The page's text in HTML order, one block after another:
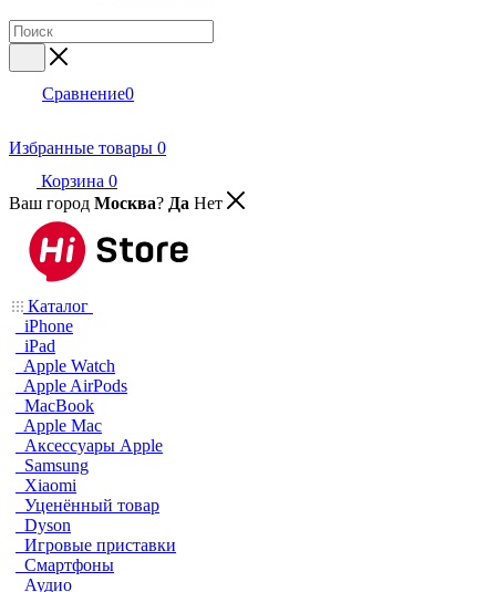
Сравнение0
Избранные товары 0
Корзина 0
Ваш город Москва? Да Нет
Каталог
iPhone
iPad
Apple Watch
Apple AirPods
MacBook
Apple Mac
Аксессуары Apple
Samsung
Xiaomi
Уценённый товар
Dyson
Игровые приставки
Смартфоны
Аудио